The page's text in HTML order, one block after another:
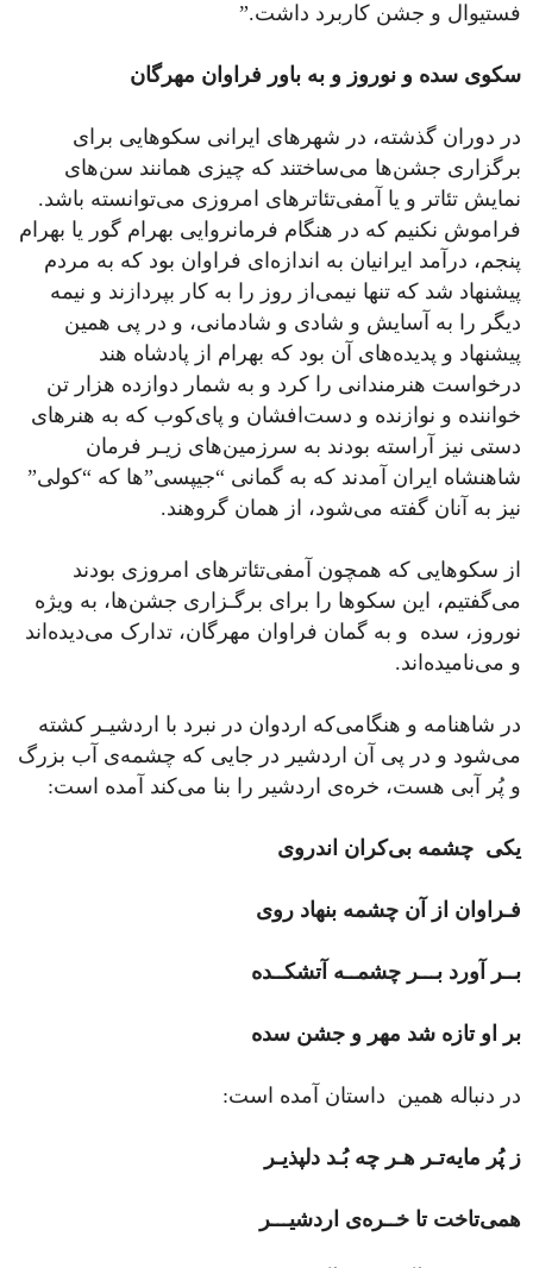
فستیوال و جشن کاربرد داشت.”
سکوی سده و نوروز و به باور فراوان مهرگان
در دوران گذشته، در شهرهای ایرانی سکوهایی برای
برگزاری جشن‌ها می‌ساختند که چیزی همانند سن‌های
نمایش تئاتر و یا آمفی‌تئاترهای امروزی می‌توانسته‌ باشد.
فراموش نکنیم که در هنگام فرمانروایی بهرام گور یا بهرام
پنجم، درآمد ایرانیان به اندازه‌ای فراوان بود که به مردم
پیشنهاد شد که تنها نیمی‌از روز را به کار بپردازند و نیمه
دیگر را به آسایش و شادی و شادمانی، و در پی همین
پیشنهاد و پدیده‌های آن بود که بهرام از پادشاه هند
درخواست هنرمندانی را کرد و به شمار دوازده هزار تن
خواننده و نوازنده و دست‌افشان و پای‌کوب که به هنرهای
دستی نیز آراسته بودند به سرزمین‌های زیـر فرمان
شاهنشاه ایران آمدند که به گمانی “جیپسی”ها که “کولی”
نیز به آنان گفته می‌شود، از همان گروهند.
از سکو‌هایی که همچون آمفی‌تئاترهای امروزی بودند
می‌گفتیم، این سکوها را برای برگـزاری جشن‌ها، به ‌ویژه
نوروز، سده و به گمان فراوان مهرگان، تدارک می‌دیده‌اند
و می‌نامیده‌اند.
در شاهنامه و هنگامی‌که اردوان در نبرد با اردشیـر کشته
می‌شود و در پی آن اردشیر در جایی که چشمه‌ی آب بزرگ
و پُر آبی هست، خره‌ی اردشیر را بنا می‌کند آمده است:
یکی چشمه بی‌کران اندروی
فـراوان از آن چشمه بنهاد روی
بــر آورد بـــر چشمــه آتشکــده
بر او تازه شد مهر و جشن سده
در دنباله همین داستان آمده است:
ز پُر مایه‌تـر هـر چه بُـد دلپذیـر
همی‌تاخت تا خــره‌ی اردشیـــر